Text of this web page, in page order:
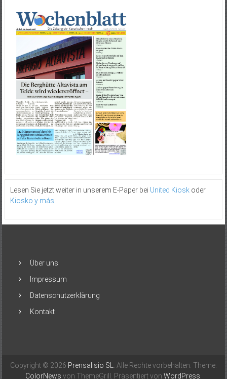
Lesen Sie jetzt weiter in unserem E-Paper bei United Kioskoder
Kiosko y más
Über uns
Impressum
Datenschutzerklärung
Kontakt
Copyright © 2026 Prensalisio SL
. Alle Rechte vorbehalten. Theme:
ColorNews von ThemeGrill. Präsentiert von WordPress